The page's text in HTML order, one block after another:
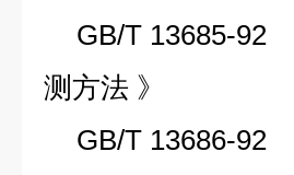
GB/T 13685-92
测方法 》
GB/T 13686-92